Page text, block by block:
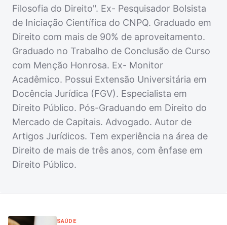
Filosofia do Direito". Ex- Pesquisador Bolsista
de Iniciação Científica do CNPQ. Graduado em
Direito com mais de 90% de aproveitamento.
Graduado no Trabalho de Conclusão de Curso
com Menção Honrosa. Ex- Monitor
Acadêmico. Possui Extensão Universitária em
Docência Jurídica (FGV). Especialista em
Direito Público. Pós-Graduando em Direito do
Mercado de Capitais. Advogado. Autor de
Artigos Jurídicos. Tem experiência na área de
Direito de mais de três anos, com ênfase em
Direito Público.
SAÚDE